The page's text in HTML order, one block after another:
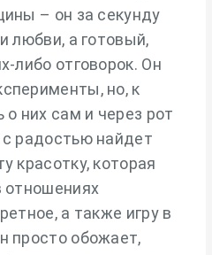
– он за секунду
любви, а готовый,
либо отговорок. Он
но, к
о них сам и через рот
радостью найдет
красотку, которая
отношениях
а также игру в
просто обожает,